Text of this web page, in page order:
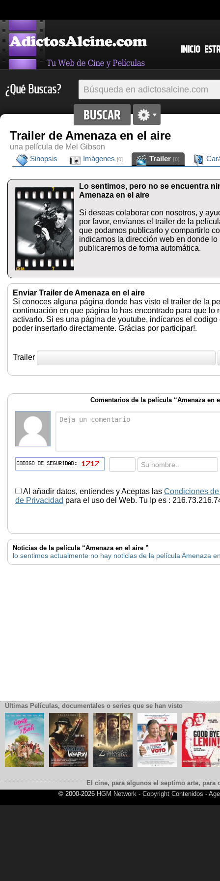
INICIO
¿Qué Buscas?
Trailer de Amenaza en el aire
una película de Mel Gibson
Sinopsis
Imágenes [0] Trailer [0]
Lo sentimos, pero no se encuentra
Amenaza en el aire
Si deseas colaborar con nosotros, y
por favor, envíanos el trailer de la
que podamos publicarlo y compartirlo
indicarnos la dirección web en donde lo
publicaremos de forma automática.
Enviar Trailer de Amenaza en el aire
Si conoces alguna página donde has visto el trailer de la
continuación en que página lo has encontrado para que lo
activarlo. Si es una página de youtube, indícanos el
poder insertarlo directamente. Grácias por participar!.
Trailer
Comentarios de la película “Amenaza en
Al añadir datos, entiendes y Aceptas las Condiciones
de Privacidad para el uso del Web. Tu Ip es :
Noticias de la película “Amenaza en el aire ”
lo sentimos actualmente no hay noticias de la película Amenaza
Últimas Películas, documentales o series que se han visto
El cine, para algunos el septimo arte,
© 2000-2026 HGM Network- Copyright Contenidos -